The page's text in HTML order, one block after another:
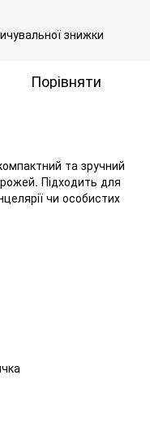
знижки
Порівняти
та зручний
Підходить для
чи особистих